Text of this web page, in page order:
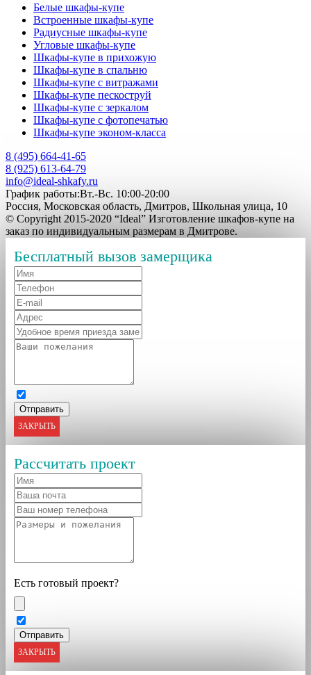
Белые шкафы-купе
Встроенные шкафы-купе
Радиусные шкафы-купе
Угловые шкафы-купе
Шкафы-купе в прихожую
Шкафы-купе в спальню
Шкафы-купе с витражами
Шкафы-купе пескоструй
Шкафы-купе с зеркалом
Шкафы-купе с фотопечатью
Шкафы-купе эконом-класса
8 (495) 664-41-65
8 (925) 613-64-79
info@ideal-shkafy.ru
График работы:Вт.-Вс. 10:00-20:00
Россия, Московская область, Дмитров, Школьная улица, 10
© Copyright 2015-2020 “Ideal” Изготовление шкафов-купе на
заказ по индивидуальным размерам в Дмитрове.
Бесплатный вызов замерщика
ЗАКРЫТЬ
Рассчитать проект
Есть готовый проект?
ЗАКРЫТЬ